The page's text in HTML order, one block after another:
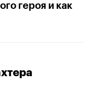
героя и как